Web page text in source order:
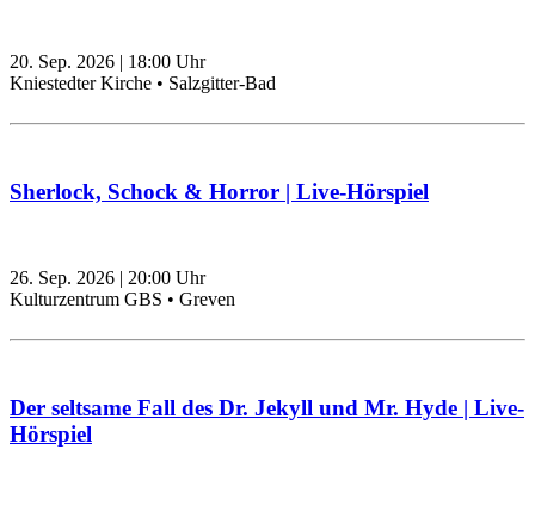
20. Sep. 2026 | 18:00 Uhr
Kniestedter Kirche • Salzgitter-Bad
Sherlock, Schock & Horror | Live-Hörspiel
26. Sep. 2026 | 20:00 Uhr
Kulturzentrum GBS • Greven
Der seltsame Fall des Dr. Jekyll und Mr. Hyde | Live-
Hörspiel